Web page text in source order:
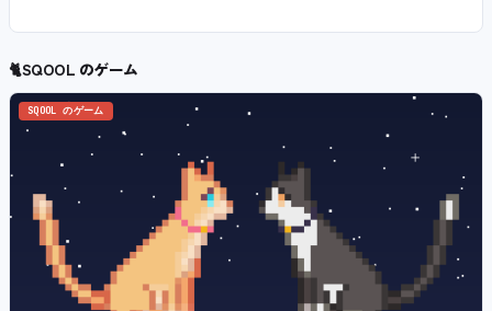
🐈SQOOL のゲーム
SQOOL のゲーム